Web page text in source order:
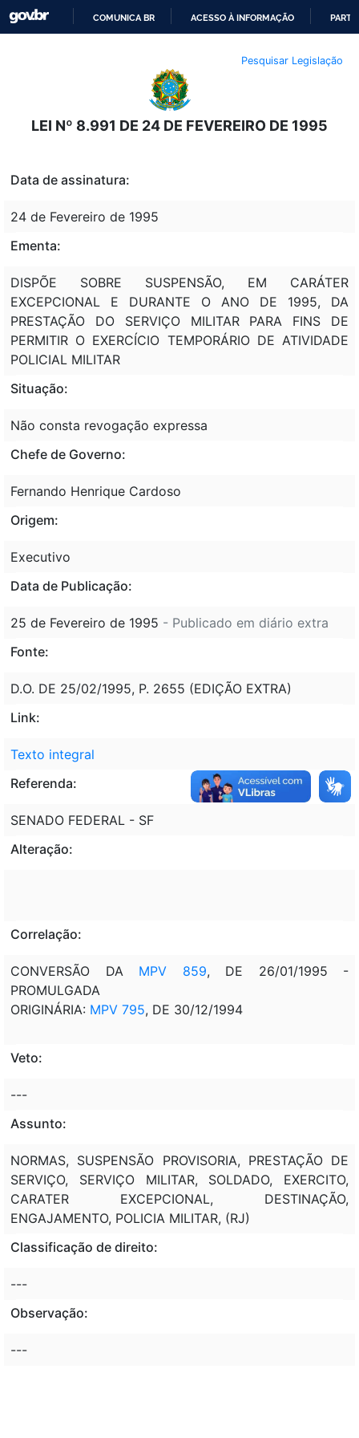
O
CONTEÚDO
COMUNICA BR ACESSO À INFORMAÇÃO
Pesquisar Legislação
LEI Nº 8.991 DE 24 DE FEVEREIRO DE 1995
Data de assinatura:
24 de Fevereiro de 1995
Ementa:
DISPÕE SOBRE SUSPENSÃO, EM CARÁTER
EXCEPCIONAL E DURANTE O ANO DE 1995, DA
PRESTAÇÃO DO SERVIÇO MILITAR PARA FINS DE
PERMITIR O EXERCÍCIO TEMPORÁRIO DE ATIVIDADE
POLICIAL MILITAR
Situação:
Não consta revogação expressa
Chefe de Governo:
Fernando Henrique Cardoso
Origem:
Executivo
Data de Publicação:
25 de Fevereiro de 1995 - Publicado em diário extra
Fonte:
D.O. DE 25/02/1995, P. 2655 (EDIÇÃO EXTRA)
Link:
Texto integral
Referenda:
SENADO FEDERAL - SF
Alteração:
Correlação:
CONVERSÃO DA MPV 859, DE 26/01/1995 -
PROMULGADA
ORIGINÁRIA: MPV 795, DE 30/12/1994
Veto:
---
Assunto:
NORMAS, SUSPENSÃO PROVISORIA, PRESTAÇÃO DE
SERVIÇO, SERVIÇO MILITAR, SOLDADO, EXERCITO,
CARATER EXCEPCIONAL, DESTINAÇÃO,
ENGAJAMENTO, POLICIA MILITAR, (RJ)
Classificação de direito:
---
Observação:
---